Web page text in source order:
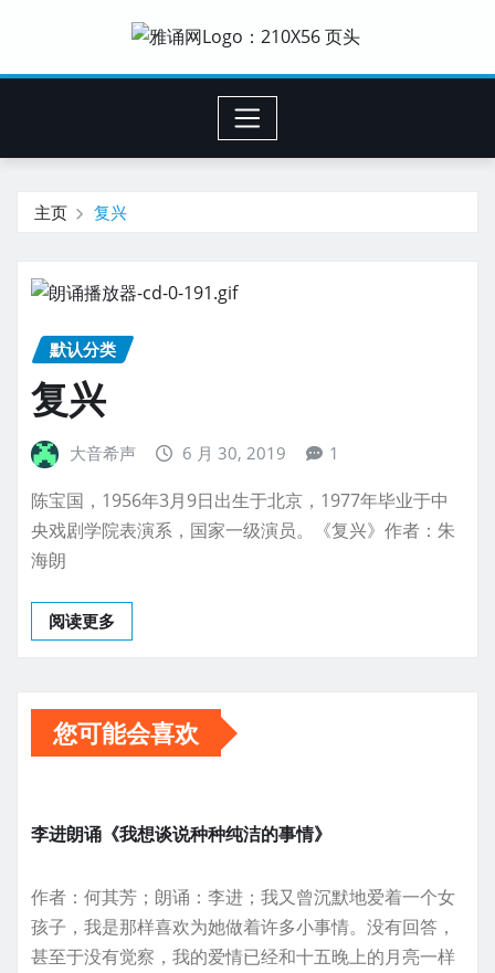
主页 复兴
默认分类
复兴
大音希声 6 月 30, 2019 1
陈宝国，1956年3月9日出生于北京，1977年毕业于中
央戏剧学院表演系，国家一级演员。《复兴》作者：朱
海朗
阅读更多
您可能会喜欢
李进朗诵《我想谈说种种纯洁的事情》
作者：何其芳；朗诵：李进；我又曾沉默地爱着一个女
孩子，我是那样喜欢为她做着许多小事情。没有回答，
甚至于没有觉察，我的爱情已经和十五晚上的月亮一样